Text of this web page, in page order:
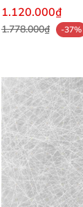
1.120.000₫
1.778.000₫ -37%